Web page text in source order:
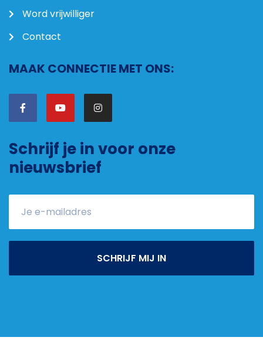
Word vrijwilliger
Contact
MAAK CONNECTIE MET ONS:
Schrijf je in voor onze
nieuwsbrief
SCHRIJF MIJ IN